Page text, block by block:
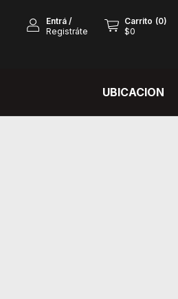
Entrá/
Registráte
Carrito (0)
$0
UBICACION